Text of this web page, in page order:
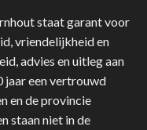
staat garant voor
vriendelijkheid en
advies en uitleg aan
jaar een vertrouwd
en de provincie
staan niet in de